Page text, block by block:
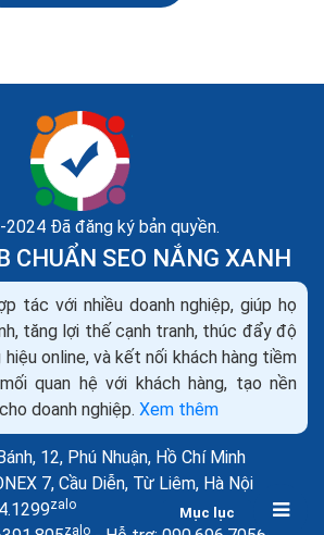
Mục lục
Tìm hiểu về dịch vụ seo web và
SEO là tối ưu hóa công cụ tìm
Engine Optimization- viết
hợp các phương pháp nhằm...
Đã đăng ký bản quyền.
CHUẨN SEO NẮNG XANH
tác với nhiều doanh nghiệp, giúp họ
tăng lợi thế cạnh tranh, thúc đẩy độ
online, và kết nối khách hàng tiềm
quan hệ với khách hàng, tạo nền
doanh nghiệp. Xem thêm
12, Phú Nhuận, Hồ Chí Minh
7, Cầu Diễn, Từ Liêm, Hà Nội
zalo
zalo